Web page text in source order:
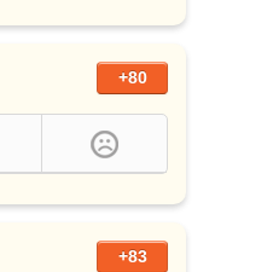
+80
+83